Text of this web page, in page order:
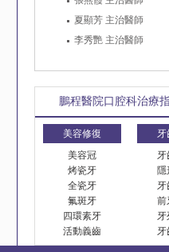
夏顯芳 主治醫師
李秀艷 主治醫師
鵬程醫院口腔科治療指
美容修復
美容冠
烤瓷牙
全瓷牙
氟斑牙
四環素牙
活動義齒
牙
牙
隱
牙
前
牙
牙